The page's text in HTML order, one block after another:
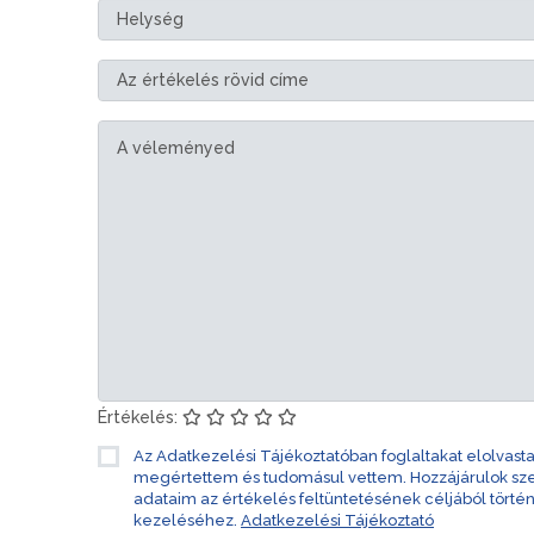
Értékelés:
Az Adatkezelési Tájékoztatóban foglaltakat
megértettem és tudomásul vettem. Hozzájárulok
adataim az értékelés feltüntetésének céljából
kezeléséhez. Adatkezelési Tájékoztató